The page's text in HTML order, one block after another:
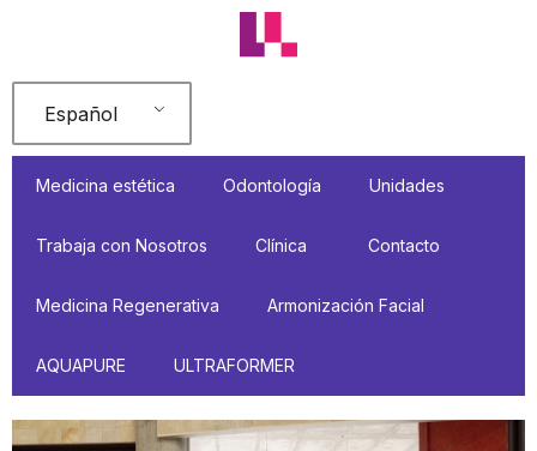
contenido
Español
Medicina estética Odontología Unidades
Trabaja con Nosotros Clínica Contacto
Medicina Regenerativa Armonización Facial
AQUAPURE ULTRAFORMER